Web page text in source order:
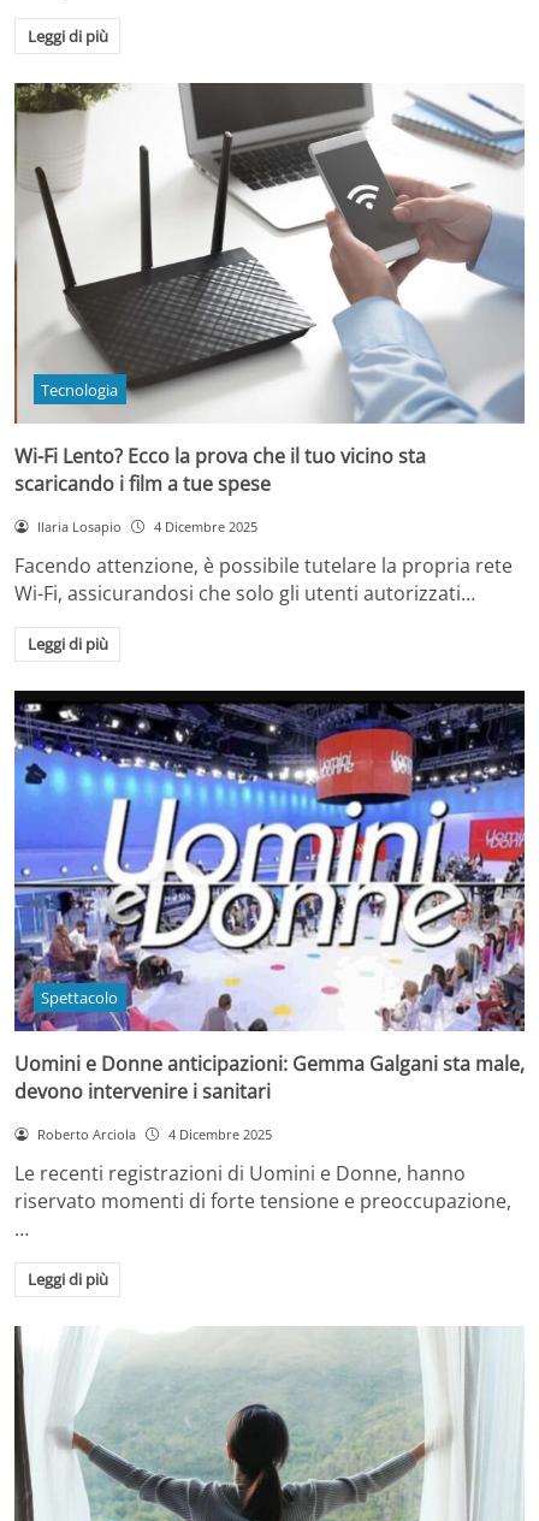
Leggi di più
Tecnologia
Wi-Fi Lento? Ecco la prova che il tuo vicino sta
scaricando i film a tue spese
Ilaria Losapio 4 Dicembre 2025
Facendo attenzione, è possibile tutelare la propria rete
Wi-Fi, assicurandosi che solo gli utenti autorizzati…
Leggi di più
Spettacolo
Uomini e Donne anticipazioni: Gemma Galgani sta male,
devono intervenire i sanitari
Roberto Arciola 4 Dicembre 2025
Le recenti registrazioni di Uomini e Donne, hanno
riservato momenti di forte tensione e preoccupazione,
…
Leggi di più